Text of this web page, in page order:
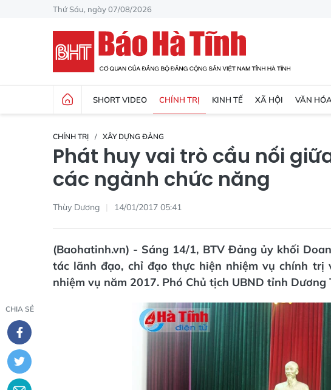
Thứ Sáu, ngày 07/08/2026
SHORT VIDEO CHÍNH TRỊ KINH TẾ XÃ HỘI VĂN
CHÍNH TRỊ XÂY DỰNG ĐẢNG
Phát huy vai trò cầu nối
các ngành chức năng
Thùy Dương 14/01/2017 05:41
(Baohatinh.vn) - Sáng 14/1, BTV Đảng ủy khối
tác lãnh đạo, chỉ đạo thực hiện nhiệm vụ chính
nhiệm vụ năm 2017. Phó Chủ tịch UBND tỉnh
CHIA SẺ